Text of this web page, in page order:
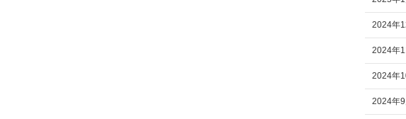
2024年
2024年
2024年
2024年9